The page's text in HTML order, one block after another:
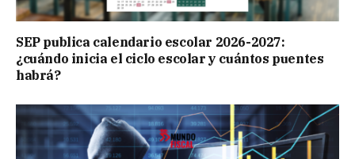
SEP publica calendario escolar 2026-2027:
¿cuándo inicia el ciclo escolar y cuántos puentes
habrá?